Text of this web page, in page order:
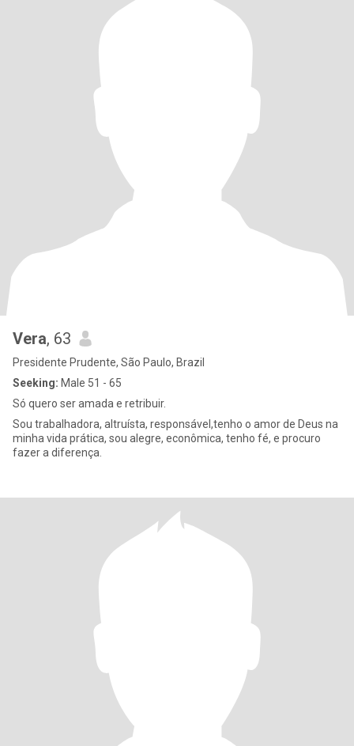
Vera, 63
Presidente Prudente, São Paulo, Brazil
Seeking: Male 51 - 65
Só quero ser amada e retribuir.
Sou trabalhadora, altruísta, responsável,tenho o amor de Deus na
minha vida prática, sou alegre, econômica, tenho fé, e procuro
fazer a diferença.